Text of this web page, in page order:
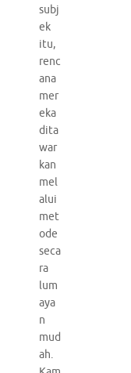
subj
ek
itu,
renc
ana
mer
eka
dita
war
kan
mel
alui
met
ode
seca
ra
lum
aya
n
mud
ah.